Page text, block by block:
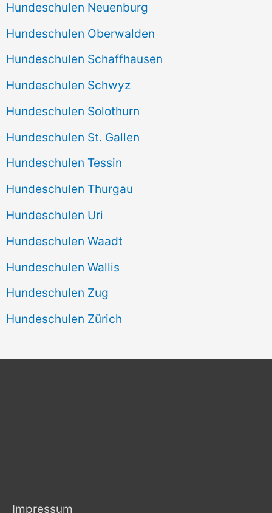
Hundeschulen Neuenburg
Hundeschulen Oberwalden
Hundeschulen Schaffhausen
Hundeschulen Schwyz
Hundeschulen Solothurn
Hundeschulen St. Gallen
Hundeschulen Tessin
Hundeschulen Thurgau
Hundeschulen Uri
Hundeschulen Waadt
Hundeschulen Wallis
Hundeschulen Zug
Hundeschulen Zürich
Impressum